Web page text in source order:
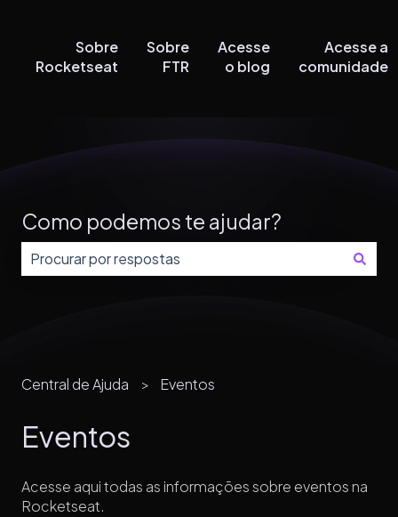
Sobre
Rocketseat
Sobre
FTR
Acesse
o blog
Acesse a
comunidade
Como podemos te ajudar?
Central de Ajuda Eventos
Eventos
Acesse aqui todas as informações sobre eventos na
Rocketseat.